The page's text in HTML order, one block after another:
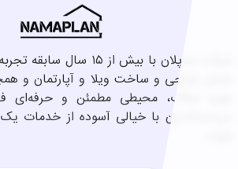
شرکت نماپلان با بیش از
شامل طراحی و ساخت ویلا و آپارتمان و
حوزه املاک، محیطی مطمئن و حرفه‌ای
سرمایه‌گذاران با خیالی آسوده از خدمات